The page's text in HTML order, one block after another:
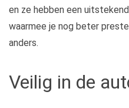
en ze hebben een
waarmee je nog beter
anders.
Veilig in de